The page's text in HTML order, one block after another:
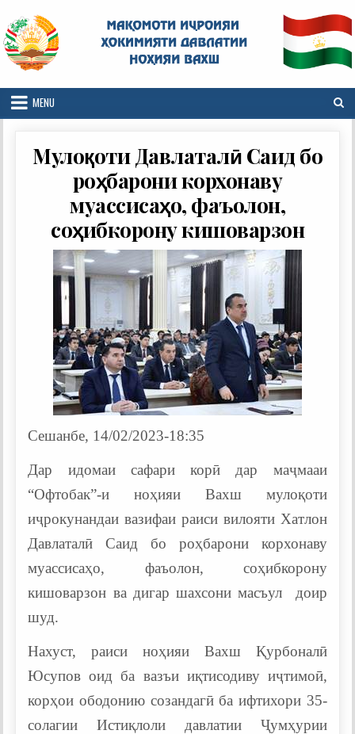
to
content
MENU
Мулоқоти Давлаталӣ Саид бо
роҳбарони корхонаву
муассисаҳо, фаъолон,
соҳибкорону кишоварзон
Сешанбе, 14/02/2023-18:35
Дар идомаи сафари корӣ дар маҷмааи
“Офтобак”-и ноҳияи Вахш мулоқоти
иҷрокунандаи вазифаи раиси вилояти Хатлон
Давлаталӣ Саид бо роҳбарони корхонаву
муассисаҳо, фаъолон, соҳибкорону
кишоварзон ва дигар шахсони масъул доир
шуд.
Нахуст, раиси ноҳияи Вахш Қурбоналӣ
Юсупов оид ба вазъи иқтисодиву иҷтимоӣ,
корҳои ободонию созандагӣ ба ифтихори 35-
солагии Истиқлоли давлатии Ҷумҳурии